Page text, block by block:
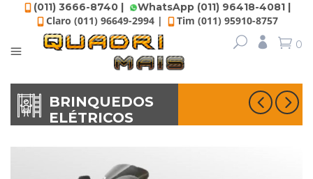
(011) 3666-8740 | WhatsApp (011) 96418-4081 |
Claro (011) 96649-2994 | Tim (011) 95910-8757
0
BRINQUEDOS
ELÉTRICOS